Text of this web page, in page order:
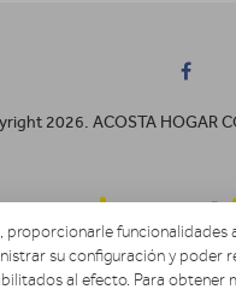
2026. ACOSTA HOGAR
funcionalidades
su configuración y poder
al efecto. Para obtener